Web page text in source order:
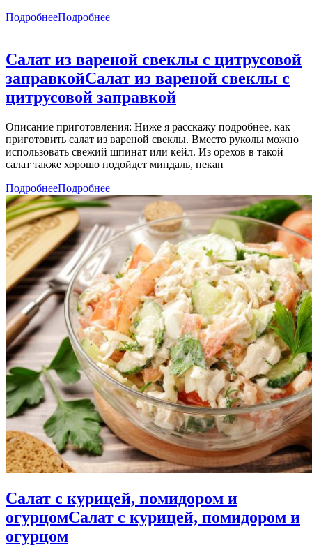
ПодробнееПодробнее
Салат из вареной свеклы с цитрусовой
заправкойСалат из вареной свеклы с
цитрусовой заправкой
Описание приготовления: Ниже я расскажу подробнее, как
приготовить салат из вареной свеклы. Вместо руколы можно
использовать свежий шпинат или кейл. Из орехов в такой
салат также хорошо подойдет миндаль, пекан
ПодробнееПодробнее
Салат с курицей, помидором и
огурцомСалат с курицей, помидором и
огурцом